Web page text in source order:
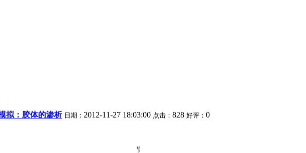
拟：胶体的渗析 日期： 2012-11-27 18:03:00 点击： 828 好评： 0